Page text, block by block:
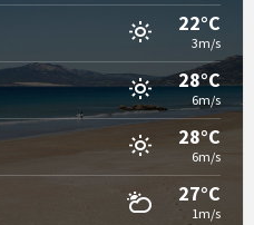
22°C
3m/s
28°C
6m/s
28°C
6m/s
27°C
1m/s